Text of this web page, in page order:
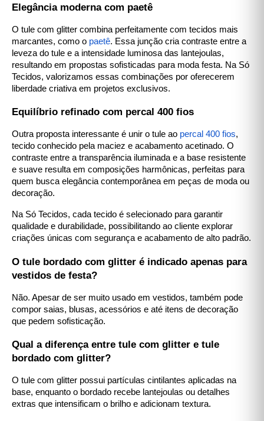
Elegância moderna com paetê
O tule com glitter combina perfeitamente com tecidos mais
marcantes, como o paetê. Essa junção cria contraste entre a
leveza do tule e a intensidade luminosa das lantejoulas,
resultando em propostas sofisticadas para moda festa. Na Só
Tecidos, valorizamos essas combinações por oferecerem
liberdade criativa em projetos exclusivos.
Equilíbrio refinado com percal 400 fios
Outra proposta interessante é unir o tule ao percal 400 fios,
tecido conhecido pela maciez e acabamento acetinado. O
contraste entre a transparência iluminada e a base resistente
e suave resulta em composições harmônicas, perfeitas para
quem busca elegância contemporânea em peças de moda ou
decoração.
Na Só Tecidos, cada tecido é selecionado para garantir
qualidade e durabilidade, possibilitando ao cliente explorar
criações únicas com segurança e acabamento de alto padrão.
O tule bordado com glitter é indicado apenas para
vestidos de festa?
Não. Apesar de ser muito usado em vestidos, também pode
compor saias, blusas, acessórios e até itens de decoração
que pedem sofisticação.
Qual a diferença entre tule com glitter e tule
bordado com glitter?
O tule com glitter possui partículas cintilantes aplicadas na
base, enquanto o bordado recebe lantejoulas ou detalhes
extras que intensificam o brilho e adicionam textura.